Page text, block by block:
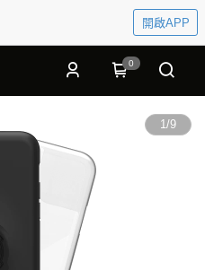
開啟APP
0
1/9